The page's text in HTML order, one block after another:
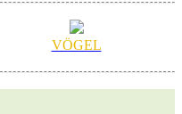
VÖGEL